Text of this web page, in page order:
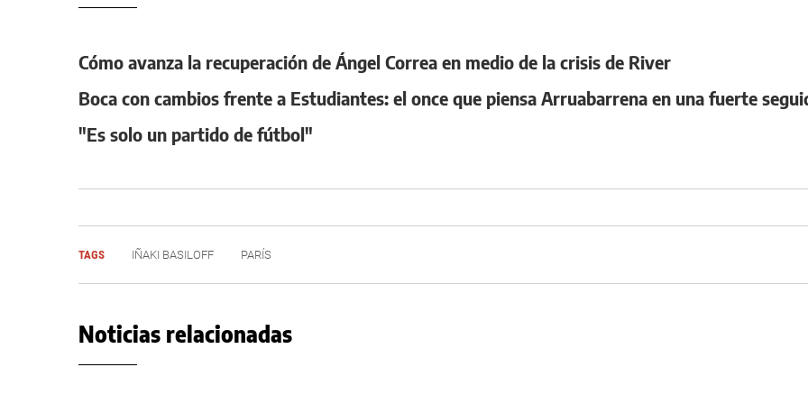
Cómo avanza la recuperación de Ángel Correa en medio de la crisis de River
Boca con cambios frente a Estudiantes: el once que piensa Arruabarrena en una fuerte
"Es solo un partido de fútbol"
TAGS IÑAKI BASILOFF PARÍS
Noticias relacionadas